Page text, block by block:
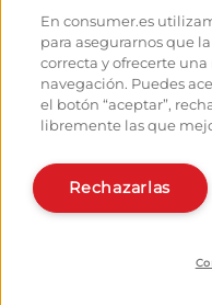
Monumentos
Foro de caminantes
Fotografías de los peregrinos
Hostaleros:
Gestiona tu Albergue
Conócenos:
¿Quiénes somos?
En consumer.es
para asegurarnos que
correcta y ofrecerte
navegación. Puedes
el botón “aceptar”,
libremente las que
Rechazarlas